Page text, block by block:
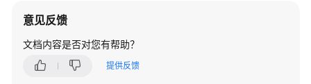
入
门
意见反馈
文档内容是否对您有帮助？
提供反馈